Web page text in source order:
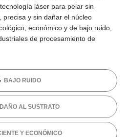
láser para pelar sin
precisa y sin dañar el núcleo
económico y de bajo ruido,
de procesamiento de
BAJO RUIDO
AL SUSTRATO
Y ECONÓMICO